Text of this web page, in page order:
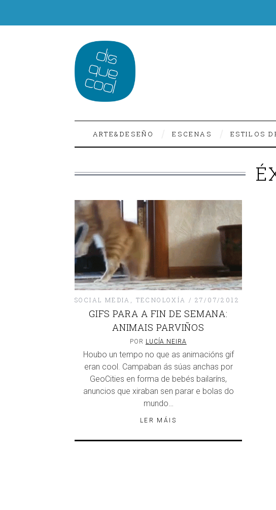
ARTE&DESEÑO ESCENAS ESTILOS
SOCIAL MEDIA , TECNOLOXÍA 27/07/2012
GIFS PARA A FIN DE SEMANA:
ANIMAIS PARVIÑOS
POR LUCÍA NEIRA
Houbo un tempo no que as animacións gif
eran cool. Campaban ás súas anchas por
GeoCities en forma de bebés bailaríns,
anuncios que xiraban sen parar e bolas do
mundo…
LER MÁIS